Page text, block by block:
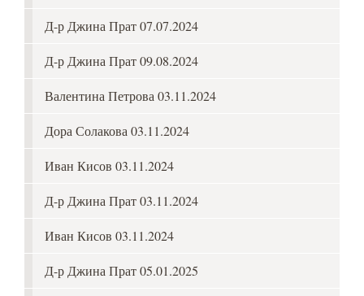
Д-р Джина Прат 07.07.2024
Д-р Джина Прат 09.08.2024
Валентина Петрова 03.11.2024
Дора Солакова 03.11.2024
Иван Кисов 03.11.2024
Д-р Джина Прат 03.11.2024
Иван Кисов 03.11.2024
Д-р Джина Прат 05.01.2025